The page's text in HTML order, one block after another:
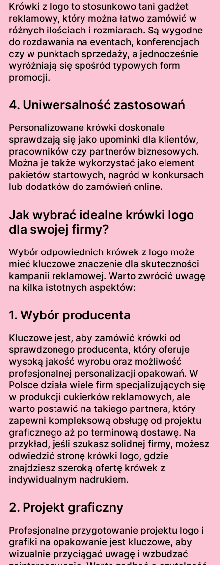
Krówki z logo to stosunkowo tani gadżet
reklamowy, który można łatwo zamówić w
różnych ilościach i rozmiarach. Są wygodne
do rozdawania na eventach, konferencjach
czy w punktach sprzedaży, a jednocześnie
wyróżniają się spośród typowych form
promocji.
4. Uniwersalność zastosowań
Personalizowane krówki doskonale
sprawdzają się jako upominki dla klientów,
pracowników czy partnerów biznesowych.
Można je także wykorzystać jako element
pakietów startowych, nagród w konkursach
lub dodatków do zamówień online.
Jak wybrać idealne krówki logo
dla swojej firmy?
Wybór odpowiednich krówek z logo może
mieć kluczowe znaczenie dla skuteczności
kampanii reklamowej. Warto zwrócić uwagę
na kilka istotnych aspektów:
1. Wybór producenta
Kluczowe jest, aby zamówić krówki od
sprawdzonego producenta, który oferuje
wysoką jakość wyrobu oraz możliwość
profesjonalnej personalizacji opakowań. W
Polsce działa wiele firm specjalizujących się
w produkcji cukierków reklamowych, ale
warto postawić na takiego partnera, który
zapewni kompleksową obsługę od projektu
graficznego aż po terminową dostawę. Na
przykład, jeśli szukasz solidnej firmy, możesz
odwiedzić stronę krówki logo, gdzie
znajdziesz szeroką ofertę krówek z
indywidualnym nadrukiem.
2. Projekt graficzny
Profesjonalne przygotowanie projektu logo i
grafiki na opakowanie jest kluczowe, aby
wizualnie przyciągać uwagę i wzbudzać